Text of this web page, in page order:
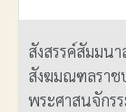
สังสรรค์สัมมน
สังฆมณฑลราช
พระศาสนจักร